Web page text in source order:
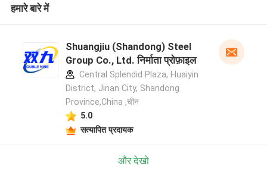
हमारे बारे में
Shuangjiu (Shandong) Steel
Group Co., Ltd. निर्माता प्रोफ़ाइल
Central Splendid Plaza, Huaiyin
District, Jinan City, Shandong
Province,China ,चीन
5.0
सत्यापित प्रदायक
और देखो